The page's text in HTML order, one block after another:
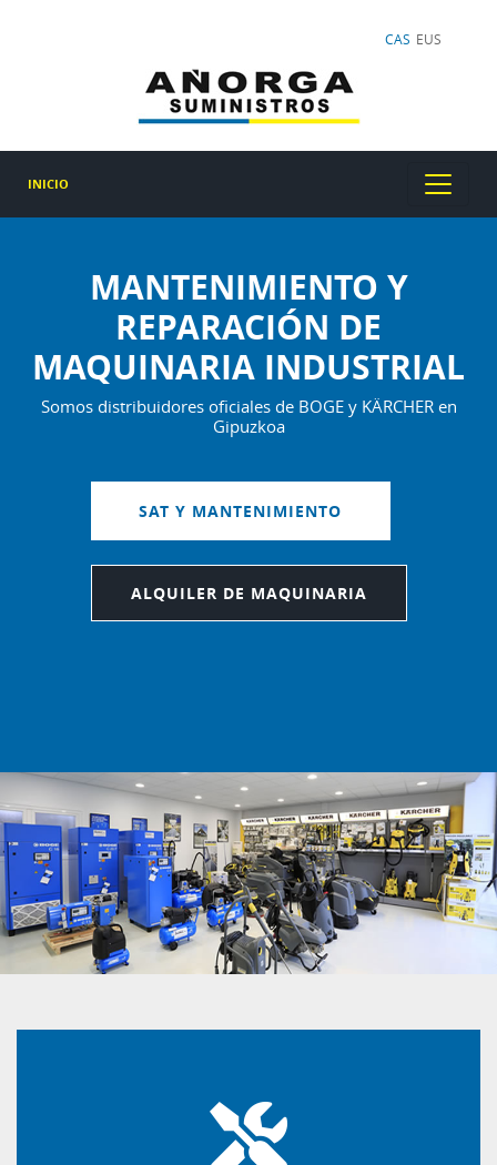
CAS EUS
INICIO
MANTENIMIENTO Y
REPARACIÓN DE
MAQUINARIA INDUSTRIAL
Somos distribuidores oficiales de BOGE y KÄRCHER en
Gipuzkoa
SAT Y MANTENIMIENTO
ALQUILER DE MAQUINARIA